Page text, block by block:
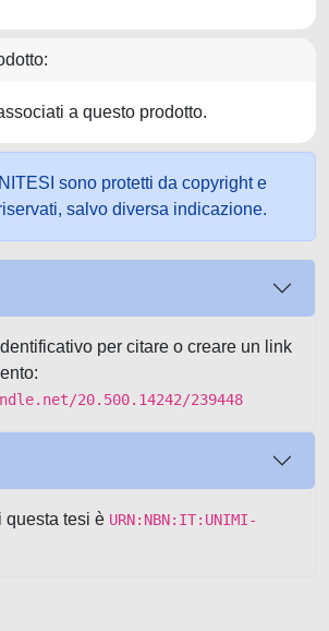
a questo prodotto.
sono protetti da copyright e
salvo diversa indicazione.
per citare o creare un link
20.500.14242/239448
questa tesi è URN:NBN:IT:UNIMI-